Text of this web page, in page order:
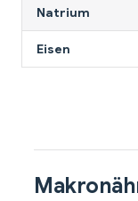
Natrium
Eisen